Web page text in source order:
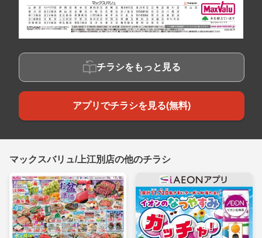
チラシをもっと見る
アプリでチラシを見る(無料)
マックスバリュ/上江別店の他のチラシ